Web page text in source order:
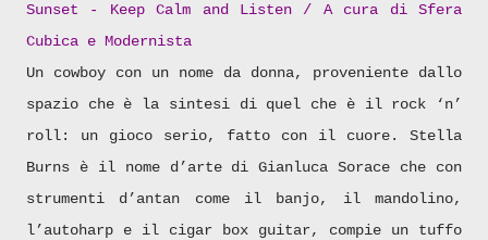
Sunset - Keep Calm and Listen / A cura di Sfera
Cubica e Modernista
Un cowboy con un nome da donna, proveniente dallo
spazio che è la sintesi di quel che è il rock ‘n’
roll: un gioco serio, fatto con il cuore. Stella
Burns è il nome d’arte di Gianluca Sorace che con
strumenti d’antan come il banjo, il mandolino,
l’autoharp e il cigar box guitar, compie un tuffo